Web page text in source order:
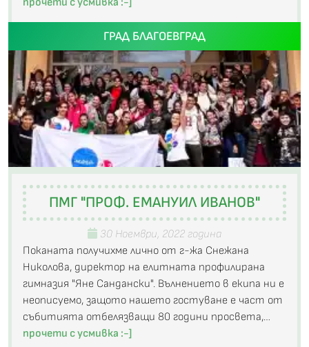
ГРАД БЛАГОЕВГРАД
ПМГ "ПРОФ. ЕМАНУИЛ ИВАНОВ"
30 Ноември, 2022 година
Поканата получихме лично от г-жа Снежана
Николова, директор на елитната профилирана
гимназия "Яне Сандански". Вълнението в екипа ни е
неописуемо, защото нашето гостуване е част от
събитията отбелязващи 80 години просвета,…
прочети с усмивка :-]